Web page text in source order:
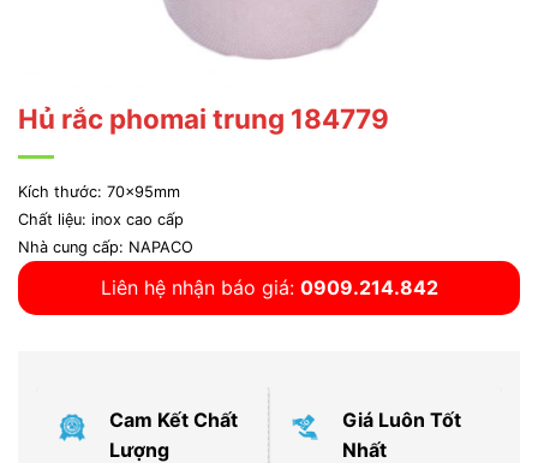
Hủ rắc phomai trung 184779
Kích thước: 70x95mm
Chất liệu: inox cao cấp
Nhà cung cấp: NAPACO
Liên hệ nhận báo giá: 0909.214.842
Cam Kết Chất
Lượng
Giá Luôn Tốt
Nhất